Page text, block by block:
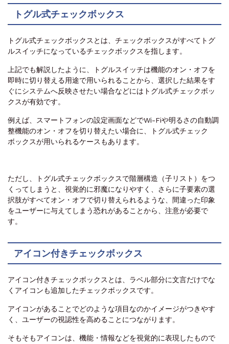
トグル式チェックボックス
トグル式チェックボックスとは、チェックボックスがすべてトグ
ルスイッチになっているチェックボックスを指します。
上記でも解説したように、トグルスイッチは機能のオン・オフを
即時に切り替える用途で用いられることから、選択した結果をす
ぐにシステムへ反映させたい場合などにはトグル式チェックボッ
クスが有効です。
例えば、スマートフォンの設定画面などでWi-Fiや明るさの自動調
整機能のオン・オフを切り替えたい場合に、トグル式チェック
ボックスが用いられるケースもあります。
ただし、トグル式チェックボックスで階層構造（子リスト）をつ
くってしまうと、視覚的に邪魔になりやすく、さらに子要素の選
択肢がすべてオン・オフで切り替えられるような、間違った印象
をユーザーに与えてしまう恐れがあることから、注意が必要で
す。
アイコン付きチェックボックス
アイコン付きチェックボックスとは、ラベル部分に文言だけでな
くアイコンも追加したチェックボックスです。
アイコンがあることでどのような項目なのかイメージがつきやす
く、ユーザーの視認性を高めることにつながります。
そもそもアイコンは、機能・情報などを視覚的に表現したもので